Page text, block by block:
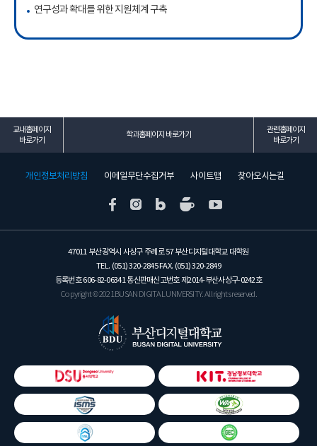
연구성과 확대를 위한 지원체계 구축
교내홈페이지
바로가기
학과홈페이지 바로가기
관련홈페이지
바로가기
개인정보처리방침 이메일무단수집거부 사이트맵 찾아오시는길
47011 부산광역시 사상구 주례로 57 부산디지털대학교 대학원
TEL. (051) 320-2845 FAX. (051) 320-2849
등록번호 606-82-06341 통신판매신고번호 제2014-부산사상구-0242호
Copyright © 2021 BUSAN DIGITAL UNIVERSITY. All rights reserved.